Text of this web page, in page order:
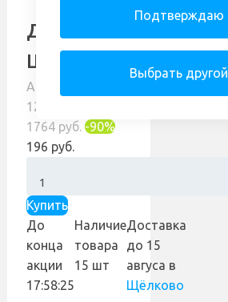
Подтверждаю
Выбрать другой
Дифорол в
Щёлково
Арт: 11477320-
12--r
1764 руб. -90%
196 руб.
Купить
До
конца
акции
17:58:24
Наличие
товара
15 шт
Доставка
до 15
авгуса в
Щёлково